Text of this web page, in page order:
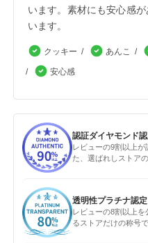
います。素材にも安心感
います。
クッキー あんこ
安心感
認証ダイヤモンド
レビューの9割以上が
た、選ばれしストア
透明性プラチナ認定
レビューの8割以上を
るストアだけの称号で